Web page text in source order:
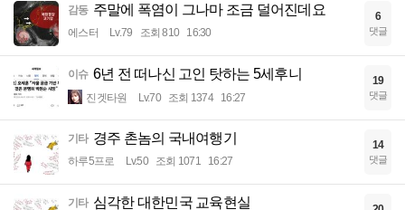
감동 주말에 폭염이 그나마 조금 덜어진데요
에스터 Lv.79 조회 810 16:30
6
댓글
이슈 6년 전 떠나신 고인 탓하는 5세후니
진겟타원 Lv.70 조회 1374 16:27
19
댓글
기타 경주 촌놈의 국내여행기
하루5프로 Lv.50 조회 1071 16:27
14
댓글
기타 심각한 대한민국 교육현실